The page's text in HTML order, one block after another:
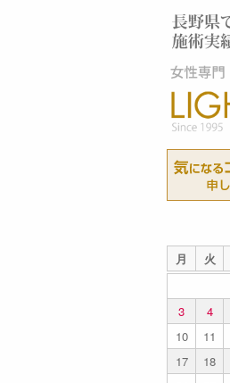
月 火
3
4
10
11
17
18